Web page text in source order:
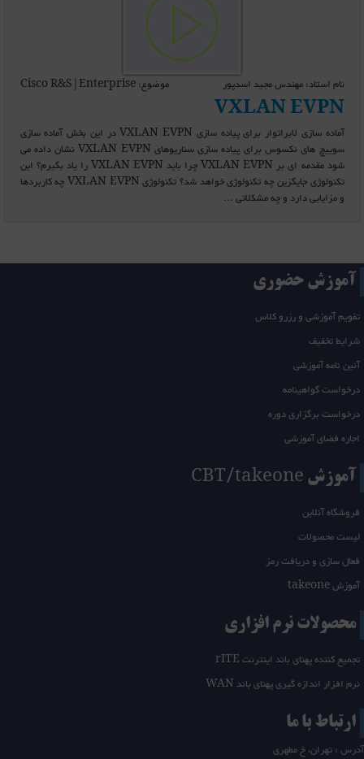
نام استاد: مهندس مجید اسدپور موضوع: Cisco R&S|Enterprise
VXLAN EVPN
آماده سازی لابراتوار برای پیاده سازی VXLAN EVPN در این بخش آماده سازی
سوییچ های نکسوس برای پیاده سازی سناریوهای VXLAN EVPN نشان داده می
شود مقدمه ای بر VXLAN EVPN چرا باید VXLAN EVPN را یاد بگیرم؟ این
تکنولوژی جایگزین چه تکنولوژی خواهد شد؟ تکنولوژی VXLAN EVPN چه کاربردها
و مزایایی دارد و چه مشکلاتی ...
آموزش حضوری
تقویم آموزشی و رزرو کلاس
شرایط تخفیف
آئین نامه آموزشی
درخواست گواهینامه
درخواست برگزاری دوره
اجاره فضای آموزشی
آموزش CBT/takeone
فروشگاه آنلاین
لیست محصولات
فعال سازی و دریافت رمز
آموزش takeone
محصولات نرم افزاری
تجمیع کننده پهنای باند اینترنت rITE
نرم افزار اندازه گیری پهنای باند WAN
ارتباط با ما
آدرس : تهران، خ مطهری